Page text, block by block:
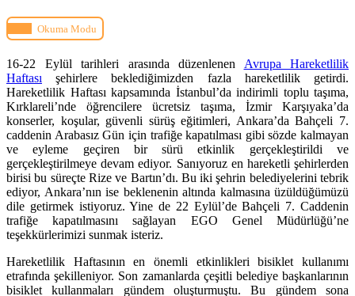
Okuma Modu
16-22 Eylül tarihleri arasında düzenlenen Avrupa Hareketlilik
Haftası şehirlere beklediğimizden fazla hareketlilik getirdi.
Hareketlilik Haftası kapsamında İstanbul’da indirimli toplu taşıma,
Kırklareli’nde öğrencilere ücretsiz taşıma, İzmir Karşıyaka’da
konserler, koşular, güvenli sürüş eğitimleri, Ankara’da Bahçeli 7.
caddenin Arabasız Gün için trafiğe kapatılması gibi sözde kalmayan
ve eyleme geçiren bir sürü etkinlik gerçekleştirildi ve
gerçekleştirilmeye devam ediyor. Sanıyoruz en hareketli şehirlerden
birisi bu süreçte Rize ve Bartın’dı. Bu iki şehrin belediyelerini tebrik
ediyor, Ankara’nın ise beklenenin altında kalmasına üzüldüğümüzü
dile getirmek istiyoruz. Yine de 22 Eylül’de Bahçeli 7. Caddenin
trafiğe kapatılmasını sağlayan EGO Genel Müdürlüğü’ne
teşekkürlerimizi sunmak isteriz.
Hareketlilik Haftasının en önemli etkinlikleri bisiklet kullanımı
etrafında şekilleniyor. Son zamanlarda çeşitli belediye başkanlarının
bisiklet kullanmaları gündem oluşturmuştu. Bu gündem sona